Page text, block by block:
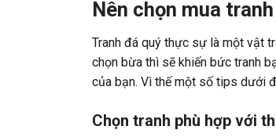
Nên chọn mua
Tranh đá quý thực sự là một vật
chọn bừa thì sẽ khiến bức tranh
của bạn. Vì thế một số tips dưới
Chọn tranh phù hợp với